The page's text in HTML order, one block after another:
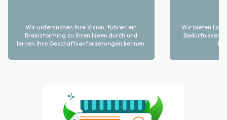
Wir untersuchen Ihre Vision, führen ein
Brainstorming zu Ihren Ideen durch und
lernen Ihre Geschäftsanforderungen kennen.
Wir bieten
Bedürfnissen